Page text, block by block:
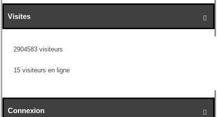

Visites
2904583 visiteurs
15 visiteurs en ligne

Connexion